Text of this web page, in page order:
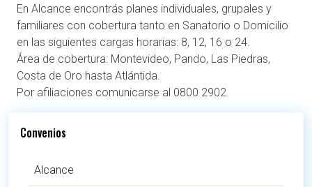
En Alcance encontrás planes individuales, grupales y
familiares con cobertura tanto en Sanatorio o Domicilio
en las siguientes cargas horarias: 8, 12, 16 o 24.
Área de cobertura: Montevideo, Pando, Las Piedras,
Costa de Oro hasta Atlántida.
Por afiliaciones comunicarse al 0800 2902.
Convenios
Alcance